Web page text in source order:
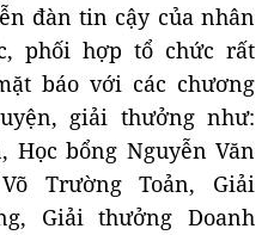
đàn tin cậy của nhân
phối hợp tổ chức rất
báo với các chương
giải thưởng như:
Học bổng Nguyễn Văn
Trường Toản, Giải
Giải thưởng Doanh